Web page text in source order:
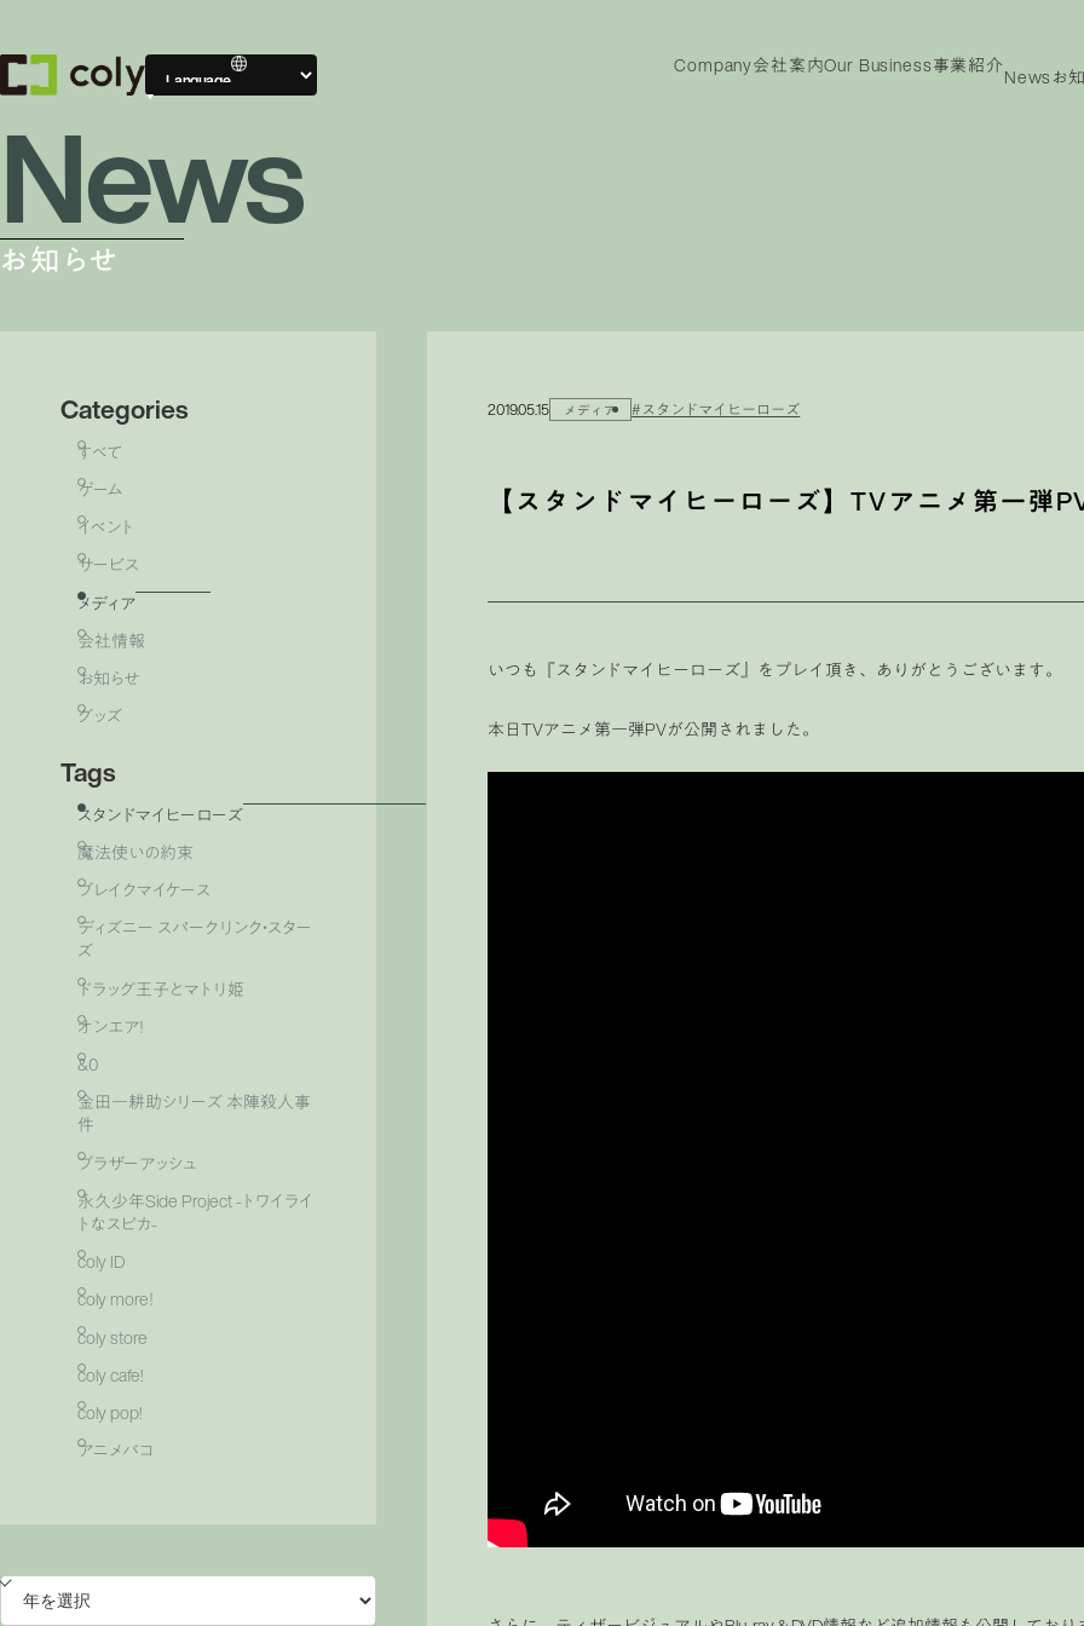
Company会社案内Our Business事業紹介Newsお
News
お知らせ
Categories
すべて
ゲーム
イベント
サービス
メディア
会社情報
お知らせ
グッズ
Tags
スタンドマイヒーローズ
魔法使いの約束
ブレイクマイケース
ディズニー スパークリンク・スター
ズ
ドラッグ王子とマトリ姫
オンエア！
&0
金田一耕助シリーズ 本陣殺人事
件
ブラザーアッシュ
永久少年Side Project -トワイライ
トなスピカ-
coly ID
coly more！
coly store
coly cafe!
coly pop!
アニメバコ
2019.05.15 メディア #スタンドマイヒーローズ
【スタンドマイヒーローズ】TVアニメ第一弾
いつも『スタンドマイヒーローズ』をプレイ頂き、ありがとうございます。
本日TVアニメ第一弾PVが公開されました。